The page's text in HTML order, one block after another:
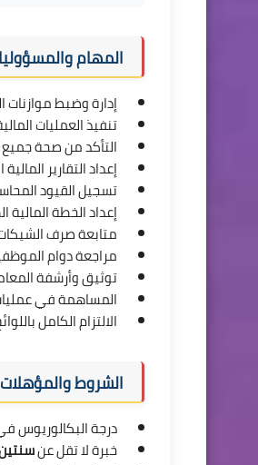
المهام
إدارة وضبط موازنات
تنفيذ العمليات
التأكد من صحة جميع
إعداد التقارير
تسجيل القيود
إعداد الخطة
متابعة صرف
مراجعة دوام
توثيق وأرشفة
المساهمة في عمليات
الالتزام الكامل
الشروط
درجة البكالوريوس
خبرة لا تقل عن